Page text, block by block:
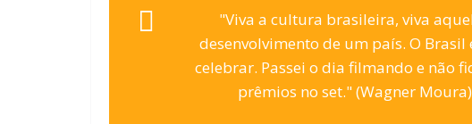
"Viva a cultura brasileira, viva
desenvolvimento de um país. O
celebrar. Passei o dia filmando e não
prêmios no set." (Wagner Moura)